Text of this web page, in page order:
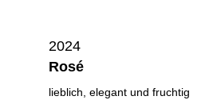
2024
Rosé
lieblich, elegant und fruchtig